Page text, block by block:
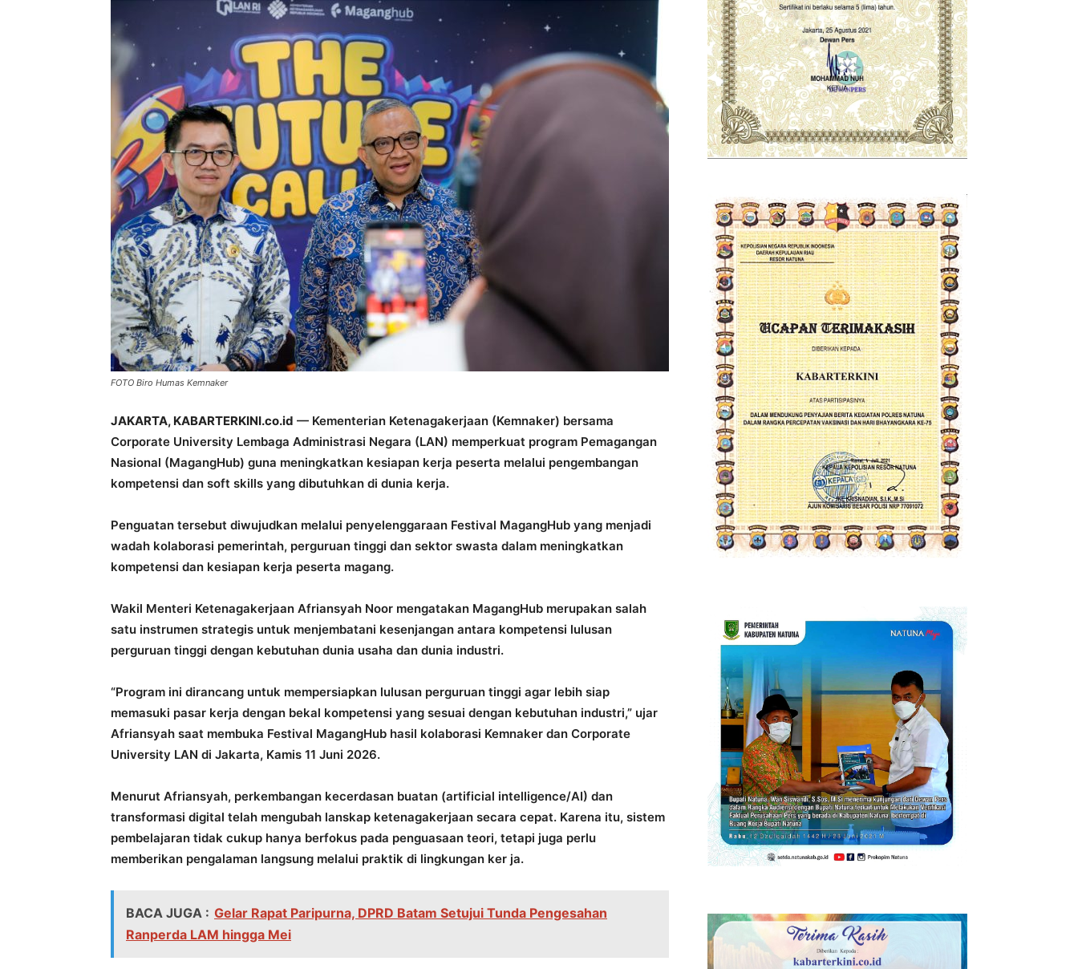
FOTO Biro Humas Kemnaker
JAKARTA, KABARTERKINI.co.id — Kementerian Ketenagakerjaan (Kemnaker) bersama
Corporate University Lembaga Administrasi Negara (LAN) memperkuat program Pemagangan
Nasional (MagangHub) guna meningkatkan kesiapan kerja peserta melalui pengembangan
kompetensi dan soft skills yang dibutuhkan di dunia kerja.
Penguatan tersebut diwujudkan melalui penyelenggaraan Festival MagangHub yang menjadi
wadah kolaborasi pemerintah, perguruan tinggi dan sektor swasta dalam meningkatkan
kompetensi dan kesiapan kerja peserta magang.
Wakil Menteri Ketenagakerjaan Afriansyah Noor mengatakan MagangHub merupakan salah
satu instrumen strategis untuk menjembatani kesenjangan antara kompetensi lulusan
perguruan tinggi dengan kebutuhan dunia usaha dan dunia industri.
“Program ini dirancang untuk mempersiapkan lulusan perguruan tinggi agar lebih siap
memasuki pasar kerja dengan bekal kompetensi yang sesuai dengan kebutuhan industri,” ujar
Afriansyah saat membuka Festival MagangHub hasil kolaborasi Kemnaker dan Corporate
University LAN di Jakarta, Kamis 11 Juni 2026.
Menurut Afriansyah, perkembangan kecerdasan buatan (artificial intelligence/AI) dan
transformasi digital telah mengubah lanskap ketenagakerjaan secara cepat. Karena itu, sistem
pembelajaran tidak cukup hanya berfokus pada penguasaan teori, tetapi juga perlu
memberikan pengalaman langsung melalui praktik di lingkungan ker ja.
BACA JUGA : Gelar Rapat Paripurna, DPRD Batam Setujui Tunda Pengesahan
Ranperda LAM hingga Mei